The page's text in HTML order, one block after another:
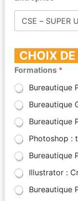
CHOIX
Formations *
Bureautique
Bureautique
Bureautique
Photoshop :
Bureautique
Illustrator :
Bureautique